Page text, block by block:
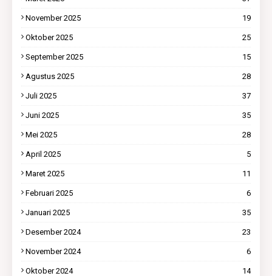
November 2025 19
Oktober 2025 25
September 2025 15
Agustus 2025 28
Juli 2025 37
Juni 2025 35
Mei 2025 28
April 2025 5
Maret 2025 11
Februari 2025 6
Januari 2025 35
Desember 2024 23
November 2024 6
Oktober 2024 14